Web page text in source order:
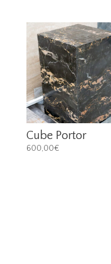
Cube Portor
600,00€